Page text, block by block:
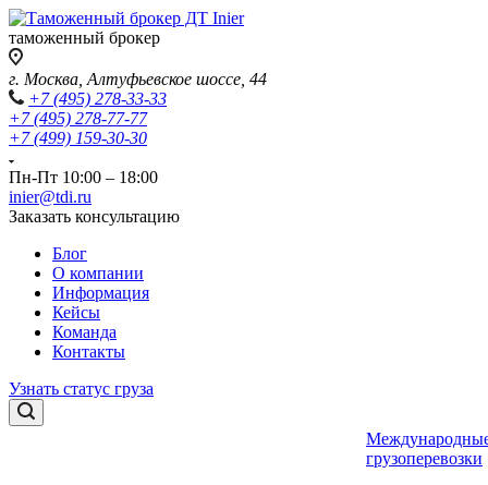
таможенный брокер
г. Москва, Алтуфьевское шоссе, 44
+7 (495) 278-33-33
+7 (495) 278-77-77
+7 (499) 159-30-30
Пн-Пт 10:00 – 18:00
inier@tdi.ru
Заказать консультацию
Блог
О компании
Информация
Кейсы
Команда
Контакты
Узнать статус груза
грузоперевозки